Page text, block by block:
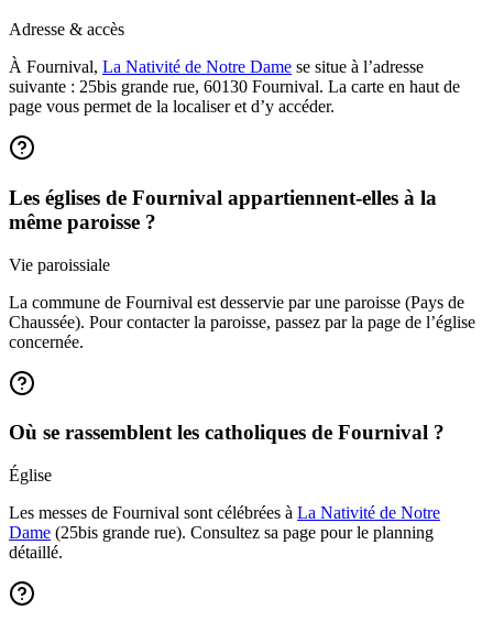
Adresse & accès
À Fournival, La Nativité de Notre Dame se situe à l’adresse
suivante : 25bis grande rue, 60130 Fournival. La carte en haut de
page vous permet de la localiser et d’y accéder.
Les églises de Fournival appartiennent-elles à la
même paroisse ?
Vie paroissiale
La commune de Fournival est desservie par une paroisse (Pays de
Chaussée). Pour contacter la paroisse, passez par la page de l’église
concernée.
Où se rassemblent les catholiques de Fournival ?
Église
Les messes de Fournival sont célébrées à La Nativité de Notre
Dame (25bis grande rue). Consultez sa page pour le planning
détaillé.